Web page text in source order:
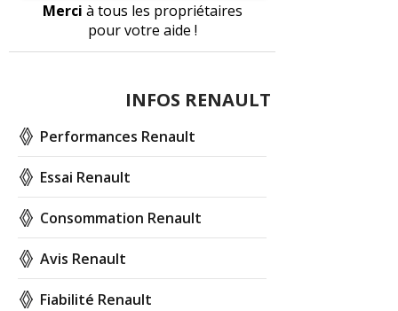
Merci à tous les propriétaires
pour votre aide !
INFOS RENAULT
Performances Renault
Essai Renault
Consommation Renault
Avis Renault
Fiabilité Renault